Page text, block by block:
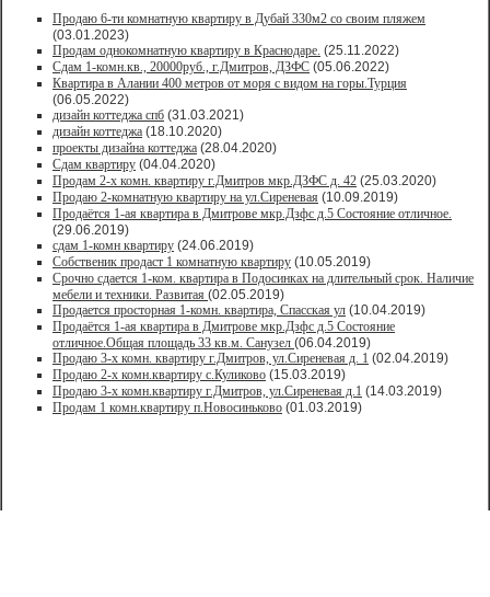
Продаю 6-ти комнатную квартиру в Дубай 330м2 со своим пляжем
(03.01.2023)
Продам однокомнатную квартиру в Краснодаре. (25.11.2022)
Сдам 1-комн.кв., 20000руб., г.Дмитров, ДЗФС (05.06.2022)
Квартира в Алании 400 метров от моря с видом на горы.Турция
(06.05.2022)
дизайн коттеджа спб (31.03.2021)
дизайн коттеджа (18.10.2020)
проекты дизайна коттеджа (28.04.2020)
Сдам квартиру (04.04.2020)
Продам 2-х комн. квартиру г.Дмитров мкр.ДЗФС д. 42 (25.03.2020)
Продаю 2-комнатную квартиру на ул.Сиреневая (10.09.2019)
Продаётся 1-ая квартира в Дмитрове мкр.Дзфс д.5 Состояние отличное.
(29.06.2019)
сдам 1-комн квартиру (24.06.2019)
Собственик продаст 1 комнатную квартиру (10.05.2019)
Срочно сдается 1-ком. квартира в Подосинках на длительный срок. Наличие
мебели и техники. Развитая (02.05.2019)
Продается просторная 1-комн. квартира, Спасская ул (10.04.2019)
Продаётся 1-ая квартира в Дмитрове мкр.Дзфс д.5 Состояние
отличное.Общая площадь 33 кв.м. Санузел (06.04.2019)
Продаю 3-х комн. квартиру г.Дмитров, ул.Сиреневая д. 1 (02.04.2019)
Продаю 2-х комн.квартиру с.Куликово (15.03.2019)
Продаю 3-х комн.квартиру г.Дмитров, ул.Сиреневая д.1 (14.03.2019)
Продам 1 комн.квартиру п.Новосиньково (01.03.2019)